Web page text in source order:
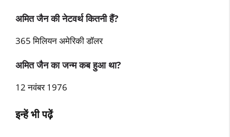
अमित जैन की नेटवर्थ कितनी हैं?
365 मिलियन अमेरिकी डॉलर
अमित जैन का जन्‍म कब हुआ था?
12 नवंबर 1976
इन्‍हें भी पढ़ें